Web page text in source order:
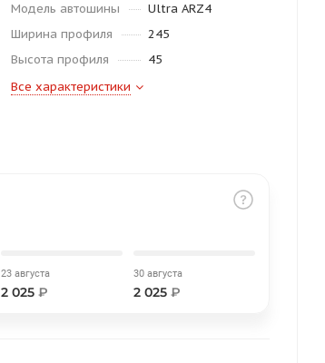
Модель автошины
Ultra ARZ4
Ширина профиля
245
Высота профиля
45
Все характеристики
23 августа
2 025 ₽
30 августа
2 025 ₽